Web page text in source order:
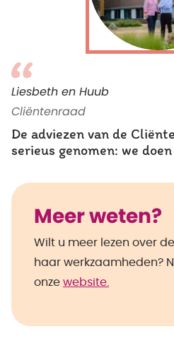
Liesbeth en Huub
Cliëntenraad
De adviezen van de
serieus genomen: we
Meer weten?
Wilt u meer lezen over
haar werkzaamheden?
onze website.